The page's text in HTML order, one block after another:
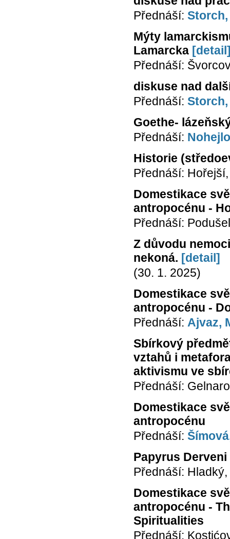
Přednáší:
Mýty
Lamarcka
Přednáší:
diskuse nad
Přednáší:
Goethe-
Přednáší:
Historie
Přednáší:
Domestikace
antropocénu -
Přednáší:
Z důvodu
nekoná. [detail]
(30. 1. 2025)
Domestikace
antropocénu -
Přednáší: Ajvaz,
Sbírkový
vztahů i
aktivismu ve
Přednáší:
Domestikace
antropocénu
Přednáší:
Papyrus
Přednáší: Hladký,
Domestikace
antropocénu -
Spiritualities
Přednáší: